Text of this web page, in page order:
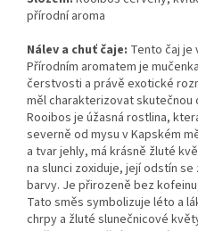
přírodní aroma
Nálev a chuť čaje: Tento čaj je
Přírodním aromatem je
čerstvosti a právě exotické
měl charakterizovat skutečnou
Rooibos je úžasná rostlina,
severně od mysu v Kapském
a tvar jehly, má krásně žluté
na slunci zoxiduje, její odstín
barvy. Je přirozeně bez
Tato směs symbolizuje léto a
chrpy a žluté slunečnicové